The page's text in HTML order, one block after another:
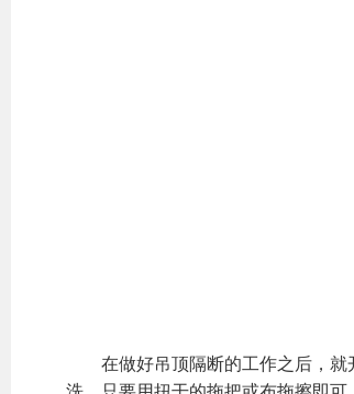
在做好吊顶隔断的工作之后，就